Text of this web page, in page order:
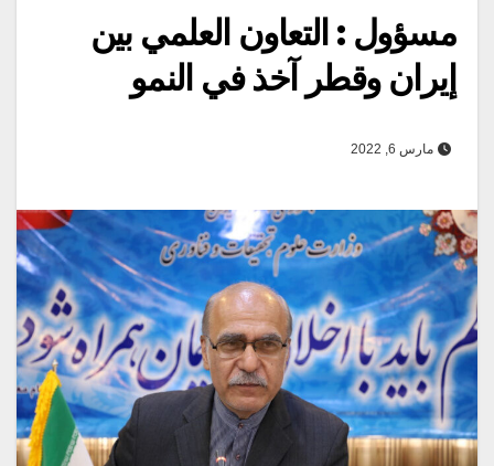
مسؤول : التعاون العلمي بين
إيران وقطر آخذ في النمو
مارس 6, 2022